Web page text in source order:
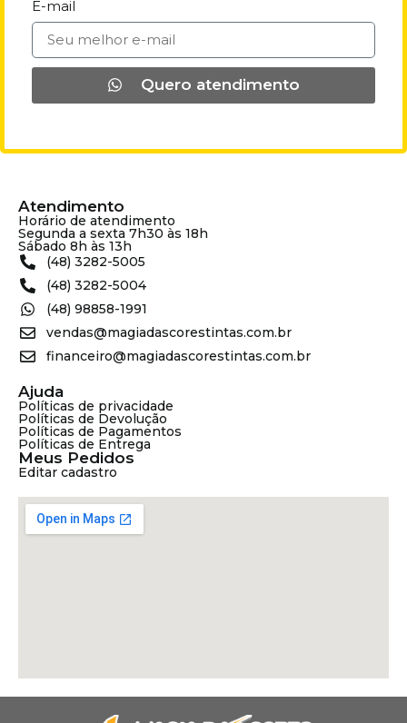
E-mail
Quero atendimento
Atendimento
Horário de atendimento
Segunda a sexta 7h30 às 18h
Sábado 8h às 13h
(48) 3282-5005
(48) 3282-5004
(48) 98858-1991
vendas@magiadascorestintas.com.br
financeiro@magiadascorestintas.com.br
Ajuda
Políticas de privacidade
Políticas de Devolução
Políticas de Pagamentos
Políticas de Entrega
Meus Pedidos
Editar cadastro